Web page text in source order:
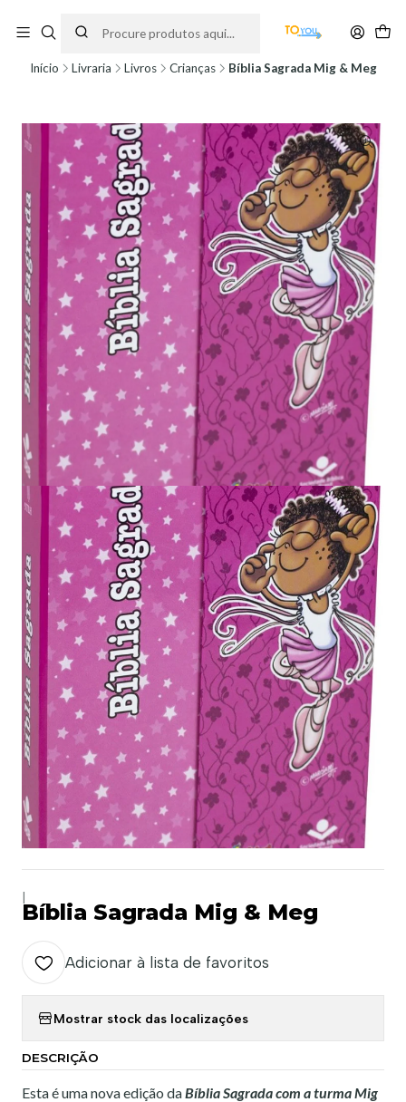
partir do dia 11 de Agosto, às 10H.
Início Livraria Livros Crianças Bíblia Sagrada Mig & Meg
Bíblia Sagrada Mig & Meg
Adicionar à lista de favoritos
Mostrar stock das localizações
DESCRIÇÃO
Esta é uma nova edição daBíblia Sagrada com a turma Mig